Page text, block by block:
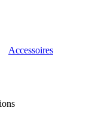
Accessoires